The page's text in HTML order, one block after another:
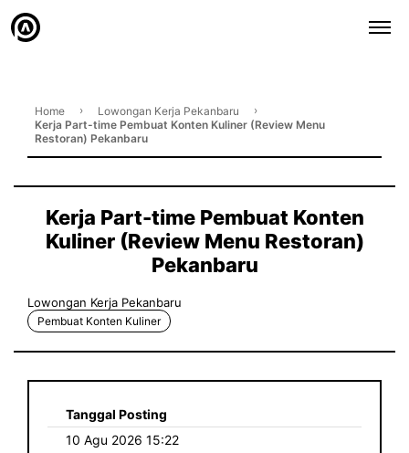
Home › Lowongan Kerja Pekanbaru
›
Kerja Part-time Pembuat Konten Kuliner (Review Menu
Restoran) Pekanbaru
Kerja Part-time Pembuat Konten
Kuliner (Review Menu Restoran)
Pekanbaru
Lowongan Kerja Pekanbaru
Pembuat Konten Kuliner
Tanggal Posting
10 Agu 2026 15:22